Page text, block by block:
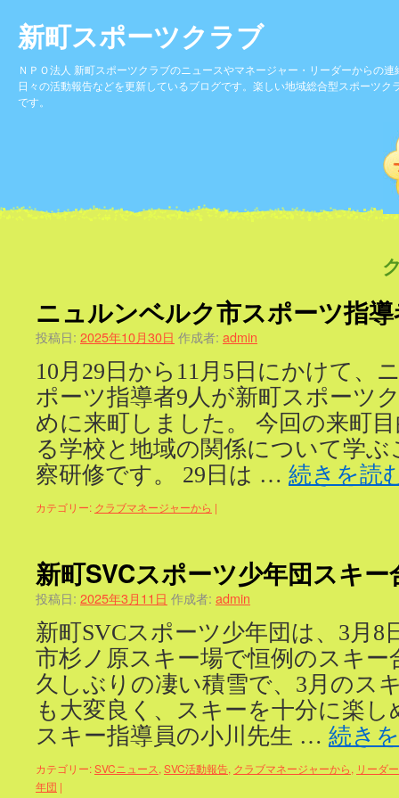
新町スポーツクラブ
ＮＰＯ法人 新町スポーツクラブのニュースやマネージャー・リーダーからの連
日々の活動報告などを更新しているブログです。楽しい地域総合型スポーツク
です。
ニュルンベルク市スポーツ指
投稿日: 2025年10月30日 作成者: admin
10月29日から11月5日にかけて、
ポーツ指導者9人が新町スポーツ
めに来町しました。 今回の来町
る学校と地域の関係について学
察研修です。 29日は … 続きを読
カテゴリー: クラブマネージャーから |
新町SVCスポーツ少年団スキ
投稿日: 2025年3月11日 作成者: admin
新町SVCスポーツ少年団は、3月8
市杉ノ原スキー場で恒例のスキ
久しぶりの凄い積雪で、3月のス
も大変良く、スキーを十分に楽
スキー指導員の小川先生 … 続き
カテゴリー:SVCニュース, SVC活動報告, クラブマネージャーから, リーダ
年団 |